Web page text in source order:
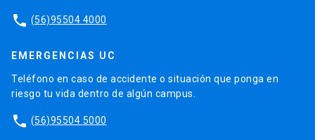
phone (56)95504 4000
EMERGENCIAS UC
Teléfono en caso de accidente o situación que ponga en
riesgo tu vida dentro de algún campus.
phone (56)95504 5000